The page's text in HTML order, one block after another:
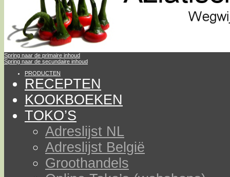
Spring naar de primaire inhoud
Spring naar de secundaire inhoud
PRODUCTEN
RECEPTEN
KOOKBOEKEN
TOKO’S
Adreslijst NL
Adreslijst België
Groothandels